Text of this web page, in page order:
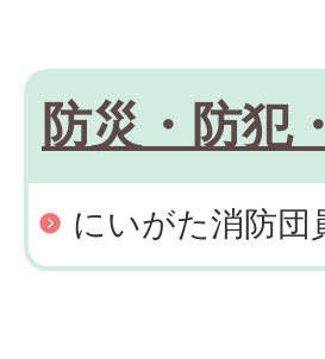
防災・防犯
にいがた消防団